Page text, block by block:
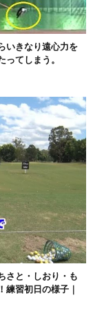
いきなり遠心力を
ってしまう。
さと・しおり・も
練習初日の様子｜